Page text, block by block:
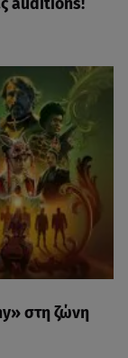
auditions!
στη ζώνη